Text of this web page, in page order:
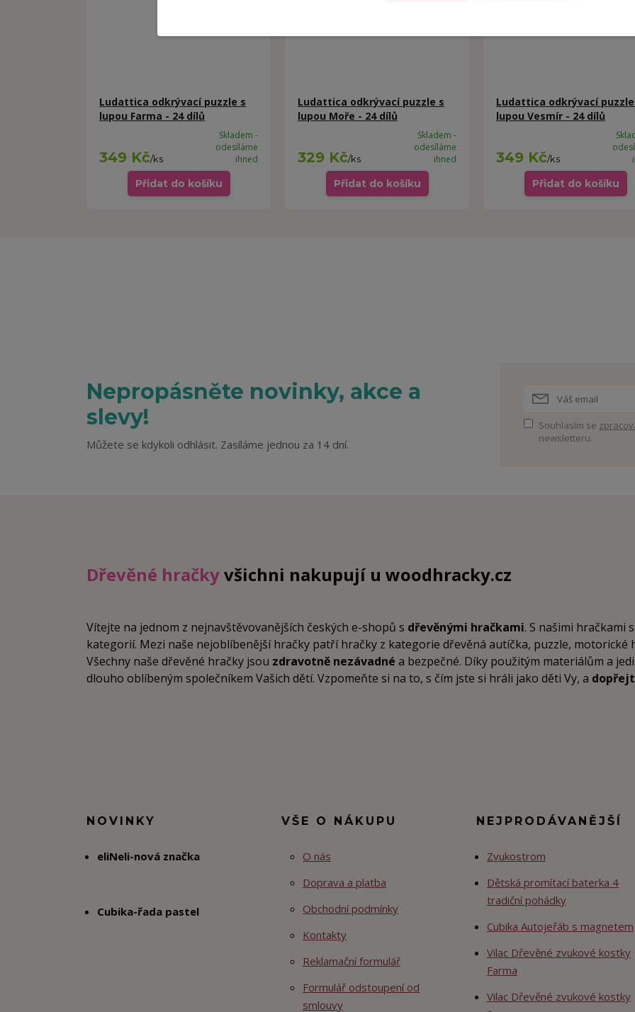
Ludattica odkrývací puzzle s
lupou Farma - 24 dílů
349 Kč/ks
Skladem -
odesíláme
ihned
Přidat do košíku
Ludattica odkrývací puzzle s
lupou Moře - 24 dílů
329 Kč/ks
Skladem -
odesíláme
ihned
Přidat do košíku
Ludattica odkrývací
lupou Vesmír - 24 dílů
349 Kč/ks
Přidat do košíku
Nepropásněte novinky, akce a
slevy!
Můžete se kdykoli odhlásit. Zasíláme jednou za 14 dní.
Souhlasím se
newsletteru.
Dřevěné hračkyvšichni nakupují u woodhracky.cz
Vítejte na jednom z nejnavštěvovanějších českých e-shopů s dřevěnými hračkami. S našimi hračkami
kategorií. Mezi naše nejoblíbenější hračky patří hračky z kategorie dřevěná autíčka, puzzle, motorické
Všechny naše dřevěné hračky jsou zdravotně nezávadné a bezpečné. Díky použitým materiálům a
dlouho oblíbeným společníkem Vašich dětí. Vzpomeňte si na to, s čím jste si hráli jako děti Vy, a
NOVINKY
eliNeli-nová značka
Cubika-řada pastel
VŠE O NÁKUPU
O nás
Doprava a platba
Obchodní podmínky
Kontakty
Reklamační formulář
Formulář odstoupení od
smlouvy
NEJPRODÁVANĚJŠÍ
Zvukostrom
Dětská promítací baterka 4
tradiční pohádky
Cubika Autojeřáb s magnetem
Vilac Dřevěné zvukové kostky
Farma
Vilac Dřevěné zvukové kostky